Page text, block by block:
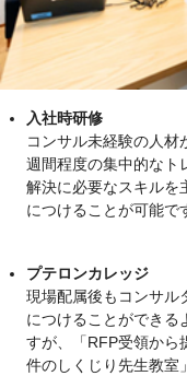
入社時研修
コンサル未経験の人材
週間程度の集中的なト
解決に必要なスキルを
につけることが可能で
プテロンカレッジ
現場配属後もコンサル
につけることができる
すが、「RFP受領から
件のしくじり先生教室